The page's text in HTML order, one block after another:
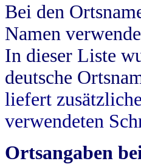
Bei den
Namen
In dieser Liste
deutsche
liefert
verwendeten
Ortsangaben